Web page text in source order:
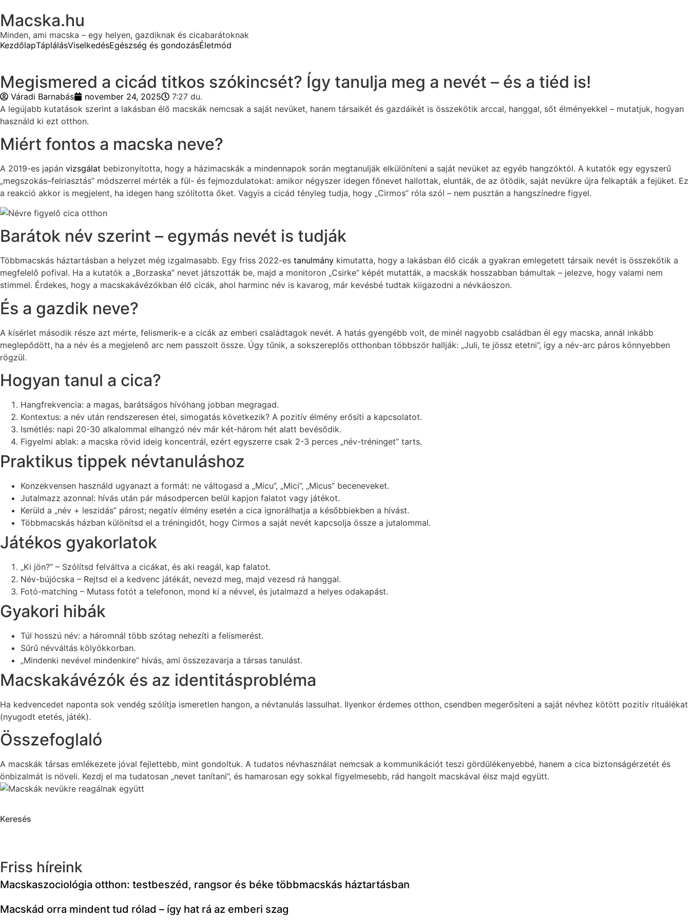
Macska.hu
Minden, ami macska – egy helyen, gazdiknak és cicabarátoknak
KezdőlapTáplálásViselkedésEgészség és gondozásÉletmód
Megismered a cicád titkos szókincsét? Így tanulja meg a nevét – és a tiéd is!
Váradi Barnabás november 24, 2025
7:27 du.
A legújabb kutatások szerint a lakásban élő macskák nemcsak a saját nevüket, hanem társaikét és gazdáikét is összekötik arccal, hanggal, sőt élményekkel – mutatjuk, hogyan
használd ki ezt otthon.
Miért fontos a macska neve?
A 2019-es japán vizsgálat bebizonyította, hogy a házimacskák a mindennapok során megtanulják elkülöníteni a saját nevüket az egyéb hangzóktól. A kutatók egy egyszerű
„megszokás–felriasztás” módszerrel mérték a fül- és fejmozdulatokat: amikor négyszer idegen főnevet hallottak, elunták, de az ötödik, saját nevükre újra felkapták a fejüket. Ez
a reakció akkor is megjelent, ha idegen hang szólította őket. Vagyis a cicád tényleg tudja, hogy „Cirmos” róla szól – nem pusztán a hangszínedre figyel.
Barátok név szerint – egymás nevét is tudják
Többmacskás háztartásban a helyzet még izgalmasabb. Egy friss 2022-es tanulmány kimutatta, hogy a lakásban élő cicák a gyakran emlegetett társaik nevét is összekötik a
megfelelő pofival. Ha a kutatók a „Borzaska” nevet játszották be, majd a monitoron „Csirke” képét mutatták, a macskák hosszabban bámultak – jelezve, hogy valami nem
stimmel. Érdekes, hogy a macskakávézókban élő cicák, ahol harminc név is kavarog, már kevésbé tudtak kiigazodni a névkáoszon.
És a gazdik neve?
A kísérlet második része azt mérte, felismerik-e a cicák az emberi családtagok nevét. A hatás gyengébb volt, de minél nagyobb családban él egy macska, annál inkább
meglepődött, ha a név és a megjelenő arc nem passzolt össze. Úgy tűnik, a sokszereplős otthonban többször hallják: „Juli, te jössz etetni”, így a név-arc páros könnyebben
rögzül.
Hogyan tanul a cica?
Hangfrekvencia: a magas, barátságos hívóhang jobban megragad.
Kontextus: a név után rendszeresen étel, simogatás következik? A pozitív élmény erősíti a kapcsolatot.
Ismétlés: napi 20-30 alkalommal elhangzó név már két-három hét alatt bevésődik.
Figyelmi ablak: a macska rövid ideig koncentrál, ezért egyszerre csak 2-3 perces „név-tréninget” tarts.
Praktikus tippek névtanuláshoz
Konzekvensen használd ugyanazt a formát: ne váltogasd a „Micu”, „Mici”, „Micus” beceneveket.
Jutalmazz azonnal: hívás után pár másodpercen belül kapjon falatot vagy játékot.
Kerüld a „név + leszidás” párost; negatív élmény esetén a cica ignorálhatja a későbbiekben a hívást.
Többmacskás házban különítsd el a tréningidőt, hogy Cirmos a saját nevét kapcsolja össze a jutalommal.
Játékos gyakorlatok
„Ki jön?” – Szólítsd felváltva a cicákat, és aki reagál, kap falatot.
Név-bújócska – Rejtsd el a kedvenc játékát, nevezd meg, majd vezesd rá hanggal.
Fotó-matching – Mutass fotót a telefonon, mond ki a névvel, és jutalmazd a helyes odakapást.
Gyakori hibák
Túl hosszú név: a háromnál több szótag nehezíti a felismerést.
Sűrű névváltás kölyökkorban.
„Mindenki nevével mindenkire” hívás, ami összezavarja a társas tanulást.
Macskakávézók és az identitásprobléma
Ha kedvencedet naponta sok vendég szólítja ismeretlen hangon, a névtanulás lassulhat. Ilyenkor érdemes otthon, csendben megerősíteni a saját névhez kötött pozitív rituálékat
(nyugodt etetés, játék).
Összefoglaló
A macskák társas emlékezete jóval fejlettebb, mint gondoltuk. A tudatos névhasználat nemcsak a kommunikációt teszi gördülékenyebbé, hanem a cica biztonságérzetét és
önbizalmát is növeli. Kezdj el ma tudatosan „nevet tanítani”, és hamarosan egy sokkal figyelmesebb, rád hangolt macskával élsz majd együtt.
Keresés
Friss híreink
Macskaszociológia otthon: testbeszéd, rangsor és béke többmacskás háztartásban
Macskád orra mindent tud rólad – így hat rá az emberi szag